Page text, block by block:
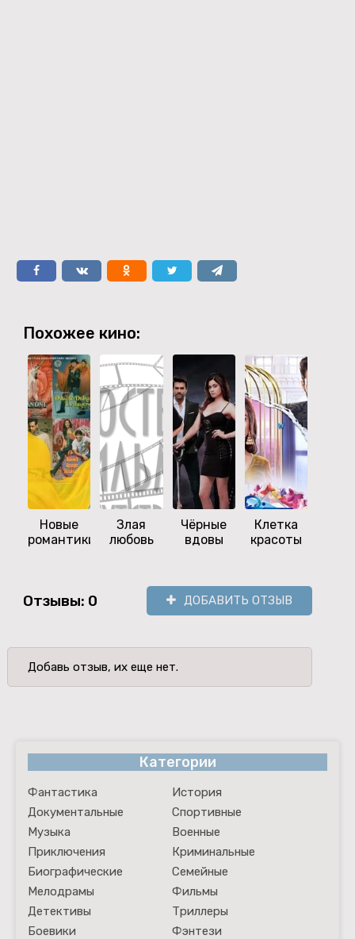
Похожее кино:
Новые
романтики
Злая
любовь
Чёрные
вдовы
Клетка
красоты
Отзывы: 0 ДОБАВИТЬ ОТЗЫВ
Добавь отзыв, их еще нет.
Категории
Фантастика
История
Документальные
Спортивные
Музыка
Военные
Приключения
Криминальные
Биографические
Семейные
Мелодрамы
Фильмы
Детективы
Триллеры
Боевики
Фэнтези